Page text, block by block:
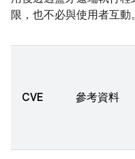
限，也不必與使用者互動。
CVE 參考資料